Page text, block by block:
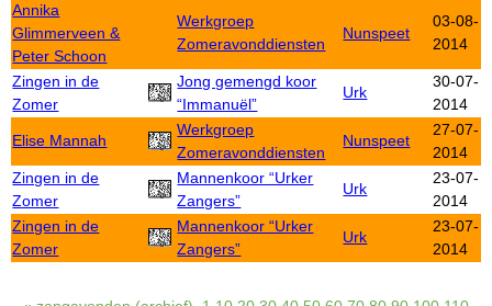
Annika
Glimmerveen &
Peter Schoon
Werkgroep
Zomeravonddiensten
Nunspeet
03-08-
2014
Zingen in de
Zomer
Jong gemengd koor
“Immanuël”
Urk
30-07-
2014
Elise Mannah
Werkgroep
Zomeravonddiensten
Nunspeet
27-07-
2014
Zingen in de
Zomer
Mannenkoor “Urker
Zangers”
Urk
23-07-
2014
Zingen in de
Zomer
Mannenkoor “Urker
Zangers”
Urk
23-07-
2014